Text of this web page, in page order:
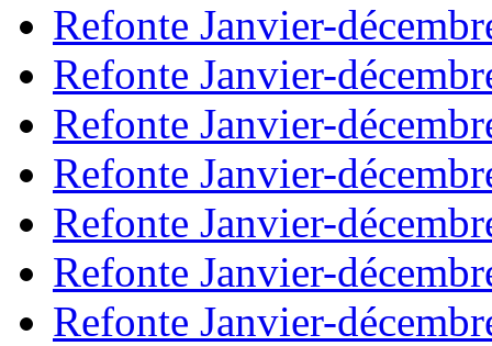
Refonte Janvier-
Refonte Janvier-
Refonte Janvier-
Refonte Janvier-
Refonte Janvier-
Refonte Janvier-
Refonte Janvier-